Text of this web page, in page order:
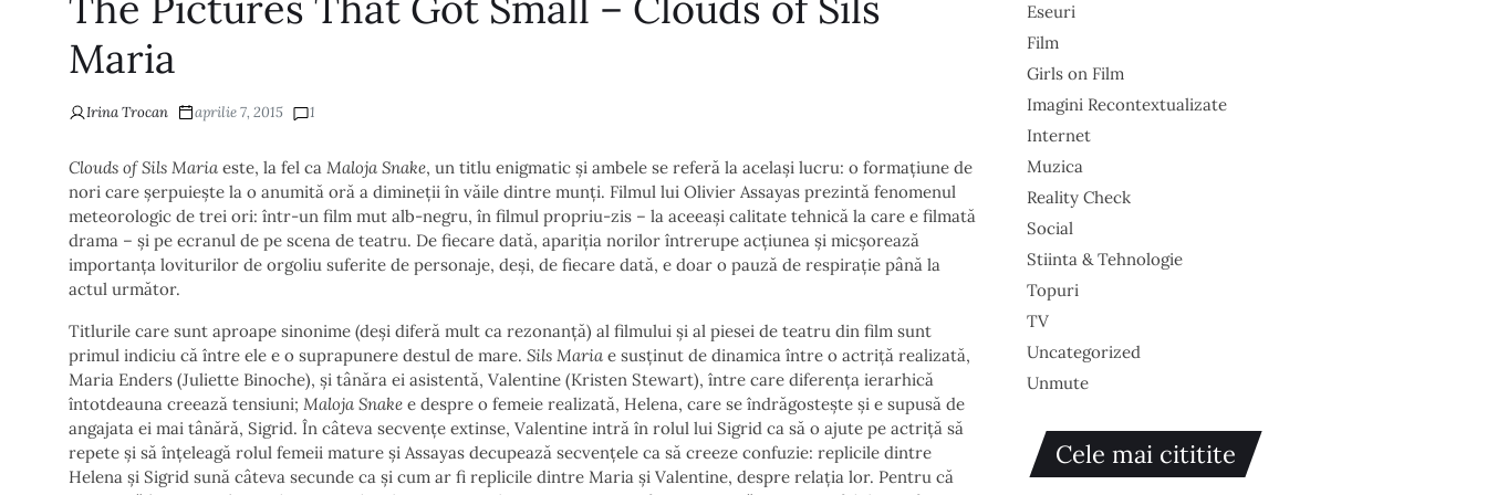
Maria
Irina Trocan aprilie 7, 2015 1
Clouds of Sils Maria este, la fel ca Maloja Snake, un titlu enigmatic și ambele se referă la același lucru: o formațiune de
nori care șerpuiește la o anumită oră a dimineții în văile dintre munți. Filmul lui Olivier Assayas prezintă fenomenul
meteorologic de trei ori: într-un film mut alb-negru, în filmul propriu-zis – la aceeași calitate tehnică la care e filmată
drama – și pe ecranul de pe scena de teatru. De fiecare dată, apariția norilor întrerupe acțiunea și micșorează
importanța loviturilor de orgoliu suferite de personaje, deși, de fiecare dată, e doar o pauză de respirație până la
actul următor.
Titlurile care sunt aproape sinonime (deși diferă mult ca rezonanță) al filmului și al piesei de teatru din film sunt
primul indiciu că între ele e o suprapunere destul de mare. Sils Maria e susținut de dinamica între o actriță realizată,
Maria Enders (Juliette Binoche), și tânăra ei asistentă, Valentine (Kristen Stewart), între care diferența ierarhică
întotdeauna creează tensiuni; Maloja Snake e despre o femeie realizată, Helena, care se îndrăgostește și e supusă de
angajata ei mai tânără, Sigrid. În câteva secvențe extinse, Valentine intră în rolul lui Sigrid ca să o ajute pe actriță să
repete și să înțeleagă rolul femeii mature și Assayas decupează secvențele ca să creeze confuzie: replicile dintre
Helena și Sigrid sună câteva secunde ca și cum ar fi replicile dintre Maria și Valentine, despre relația lor. Pentru că
Eseuri
Film
Girls on Film
Imagini Recontextualizate
Internet
Muzica
Reality Check
Social
Stiinta & Tehnologie
Topuri
TV
Uncategorized
Unmute
Cele mai cititite